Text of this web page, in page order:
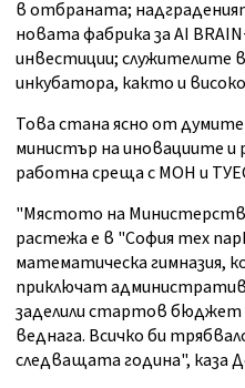
в отбраната;
новата фабрика за AI
инвестиции; служителите
инкубатора, както и
Това стана ясно от
министър на иновациите и
работна среща с МОН и
"Мястото на
растежа е в "София тех
математическа гимназия,
приключат
заделили стартов бюджет
веднага. Всичко би
следващата година", каза